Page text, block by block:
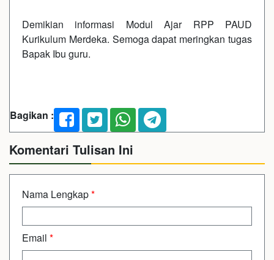
Demikian informasi Modul Ajar RPP PAUD
Kurikulum Merdeka. Semoga dapat meringkan tugas
Bapak Ibu guru.
Bagikan :
Komentari Tulisan Ini
Nama Lengkap*
Email *